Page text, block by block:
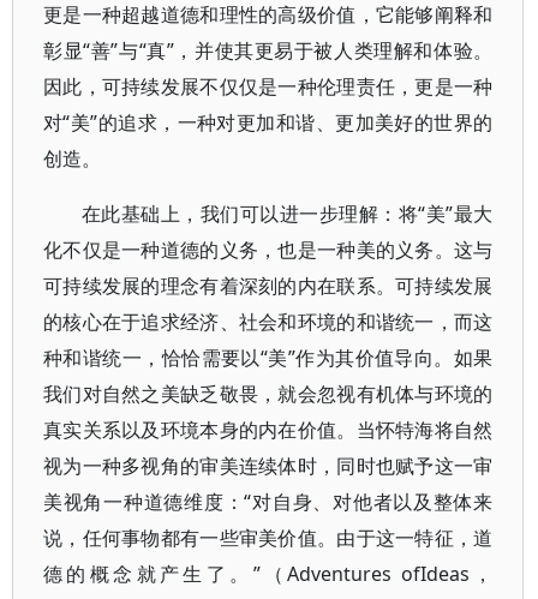
更是一种超越道德和理性的高级价值，它能够阐释和
彰显“善”与“真”，并使其更易于被人类理解和体验。
因此，可持续发展不仅仅是一种伦理责任，更是一种
对“美”的追求，一种对更加和谐、更加美好的世界的
创造。
在此基础上，我们可以进一步理解：将“美”最大
化不仅是一种道德的义务，也是一种美的义务。这与
可持续发展的理念有着深刻的内在联系。可持续发展
的核心在于追求经济、社会和环境的和谐统一，而这
种和谐统一，恰恰需要以“美”作为其价值导向。如果
我们对自然之美缺乏敬畏，就会忽视有机体与环境的
真实关系以及环境本身的内在价值。当怀特海将自然
视为一种多视角的审美连续体时，同时也赋予这一审
美视角一种道德维度：“对自身、对他者以及整体来
说，任何事物都有一些审美价值。由于这一特征，道
德的概念就产生了。”（Adventures ofIdeas，